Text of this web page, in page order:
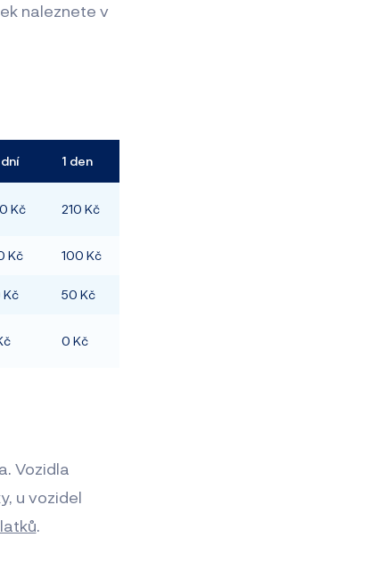
naleznete v
1 den
Kč 210 Kč
Kč 100 Kč
Kč 50 Kč
0 Kč
Vozidla
u vozidel
.